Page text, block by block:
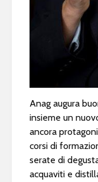
Anag augura
insieme un
ancora
corsi di
serate di
acquaviti e